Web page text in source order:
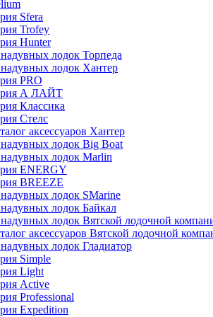
Sfera
Trofey
Hunter
лодок Торпеда
лодок Хантер
PRO
А ЛАЙТ
Классика
Стелс
аксессуаров Хантер
лодок Big Boat
лодок Marlin
ENERGY
BREEZE
лодок SMarine
лодок Байкал
лодок Вятской лодочной
аксессуаров Вятской лодочной
лодок Гладиатор
Simple
Light
Active
Professional
Expedition